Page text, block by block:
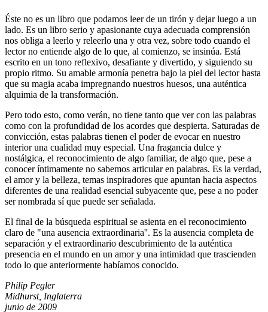
Éste no es un libro que podamos leer de un tirón y dejar luego a un
lado. Es un libro serio y apasionante cuya adecuada comprensión
nos obliga a leerlo y releerlo una y otra vez, sobre todo cuando el
lector no entiende algo de lo que, al comienzo, se insinúa. Está
escrito en un tono reflexivo, desafiante y divertido, y siguiendo su
propio ritmo. Su amable armonía penetra bajo la piel del lector hasta
que su magia acaba impregnando nuestros huesos, una auténtica
alquimia de la transformación.
Pero todo esto, como verán, no tiene tanto que ver con las palabras
como con la profundidad de los acordes que despierta. Saturadas de
convicción, estas palabras tienen el poder de evocar en nuestro
interior una cualidad muy especial. Una fragancia dulce y
nostálgica, el reconocimiento de algo familiar, de algo que, pese a
conocer íntimamente no sabemos articular en palabras. Es la verdad,
el amor y la belleza, temas inspiradores que apuntan hacia aspectos
diferentes de una realidad esencial subyacente que, pese a no poder
ser nombrada sí que puede ser señalada.
El final de la búsqueda espiritual se asienta en el reconocimiento
claro de "una ausencia extraordinaria''. Es la ausencia completa de
separación y el extraordinario descubrimiento de la auténtica
presencia en el mundo en un amor y una intimidad que trascienden
todo lo que anteriormente habíamos conocido.
Philip Pegler
Midhurst, Inglaterra
junio de 2009